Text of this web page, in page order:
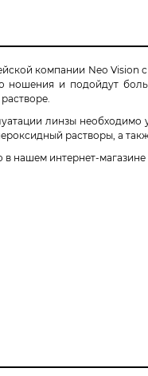
компании Neo
ношения и подойдут
линзы необходимо
растворы, а
нашем интернет-